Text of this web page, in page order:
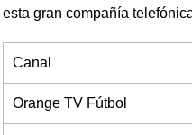
esta gran compañía
Canal
Orange TV Fútbol